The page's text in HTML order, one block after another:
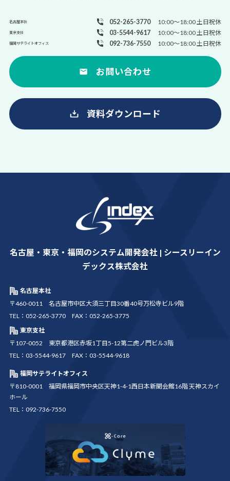
名古屋本社 052-265-3770 10:00～18:00 土日祝休
東京支社 03-5544-9617 10:00～18:00 土日祝休
福岡サテライトオフィス 092-736-7550 10:00～18:00 土日祝休
お問い合わせ
資料ダウンロード
名古屋・東京・福岡のシステム開発会社 | シースリーイン
デックス株式会社
名古屋本社
〒460-0011 名古屋市中区大須三丁目30番40号万松寺ビル9階
TEL：052-265-3770 FAX：052-265-3775
東京支社
〒107-0052 東京都港区赤坂1丁目5-12第二虎ノ門ビル3階
TEL：03-5544-9617 FAX：03-5544-9618
福岡サテライトオフィス
〒810-0001 福岡県福岡市中央区天神1-4-1西日本新聞会館16階 天神スカイ
ホール
TEL：092-736-7550